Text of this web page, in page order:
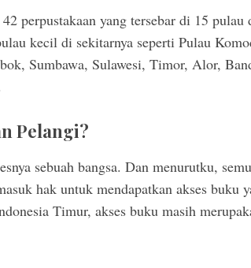
perpustakaan yang tersebar di 15 pulau
kecil di sekitarnya seperti Pulau
Sumbawa, Sulawesi, Timor, Alor,
Pelangi?
sebuah bangsa. Dan menurutku,
hak untuk mendapatkan akses buku
Timur, akses buku masih